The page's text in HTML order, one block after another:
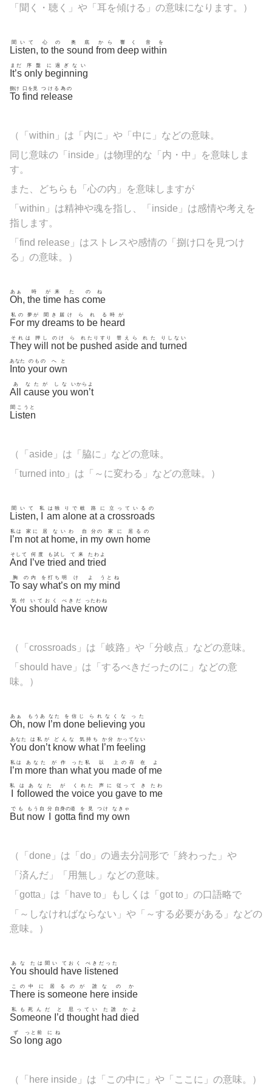
「聞く・聴く」や「耳を傾ける」の意味になります。）
Listen
聞いて
, to
心
the
の
sound
奥底
from
から
deep
響く
within
音を
It’s
まだ
only
序盤
beginning
に過ぎない
To
捌け
find
口を見
release
つける為の
（「 within」は「内に」や「中に」などの意味。
同じ意味の「inside」は物理的な「内・中」を意味しま
す。
また、どちらも「心の内」を意味しますが
「within」は精神や魂を指し、「inside」は感情や考えを
指します。
「find release」はストレスや感情の「捌け口を見つけ
る」の意味。）
Oh
あぁ
, the
時
time
が来
has
た
come
のね
For
私の
my
夢が
dreams
聞き届け
to
ら
be
れ
heard
る時が
They
それは
will
押し
not
のけ
be
ら
pushed
れたりすり
aside
替えら
and
れた
turned
りしない
Into
あなた
your
のもの
own
へと
All
あ
cause
なたが
you
しな
won’t
いからよ
Listen
聞こうと
（「 aside」は「脇に」などの意味。
「turned into」は「～に変わる」などの意味。）
Listen
聞いて
,
私
am
は独
alone
りで岐
at
路
a
に
crossroads
立っているの
I’m
私は
not
家に
at
居
home
ないわ
, in
自
my
分の
own
家に
home
居るの
And
そして
I’ve
何度
tried
も試し
and
て来
tried
たわよ
To
胸
say
の内
what’s
を打ち明
on
け
my
よ
mind
うとね
You
気付
should
いておく
have
べきだ
know
ったわね
（「 crossroads」は「岐路」や「分岐点」などの意味。
「should have」は「するべきだったのに」などの意
味。）
Oh
あぁ
, now
もうあ
I’m
なた
done
を信じ
believing
られなくな
you
った
You
あなた
don’t
は私が
know
どんな
what
気持ち
I’m
か分
feeling
かってない
I’m
私は
more
あなた
than
が作
what
った私
you
以
made
上の存
of
在
me
よ
私
followed
はあなた
the
が
voice
くれた
you
声に
gave
従って
to
き
me
たわ
But
でも
now
もう自 分
gotta
自身の道
find
を見
my
つけ
own
なきゃ
（「done」は「do」の過去分詞形で「終わった」や
「済んだ」「用無し」などの意味。
「gotta」は「have to」もしくは「got to」の口語略で
「～しなければならない」や「～する必要がある」などの
意味。）
You
あな
should
たは聞い
have
ておく
listened
べきだった
There
この中
is
に
someone
居るのが
here
誰な
inside
のか
Someone
私も死んだ
I’d
と
thought
思ってい
had
た誰
died
かよ
So
ず
long
っと前
ago
にね
（「here inside」は「この中に」や「ここに」の意味。）